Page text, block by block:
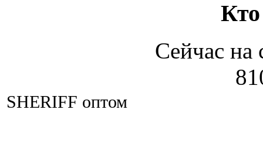
Кто
Сейчас на
SHERIFF оптом